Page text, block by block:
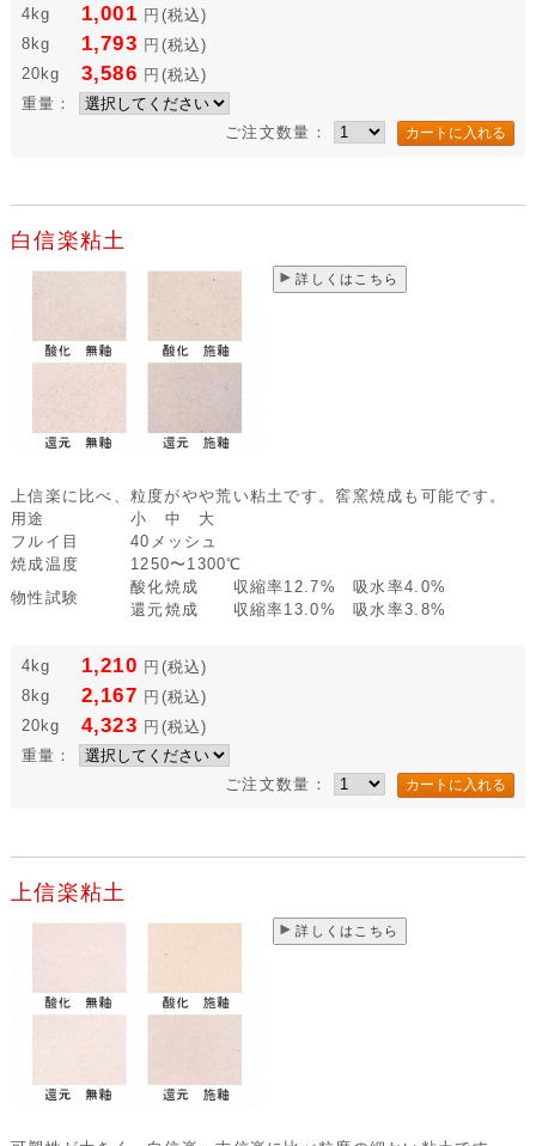
4kg 1,001 円 (税込)
8kg
1,793 円 (税込)
20kg
3,586 円 (税込)
重量：
ご注文数量：
白信楽粘土
詳しくはこちら
上信楽に比べ、粒度がやや荒い粘土です。窖窯焼成も可能です。
用途
小 中 大
フルイ目
40メッシュ
焼成温度
1250〜1300℃
物性試験
酸化焼成 収縮率12.7% 吸水率4.0%
還元焼成 収縮率13.0% 吸水率3.8%
4kg 1,210 円 (税込)
8kg
2,167 円 (税込)
20kg
4,323 円 (税込)
重量：
ご注文数量：
上信楽粘土
詳しくはこちら